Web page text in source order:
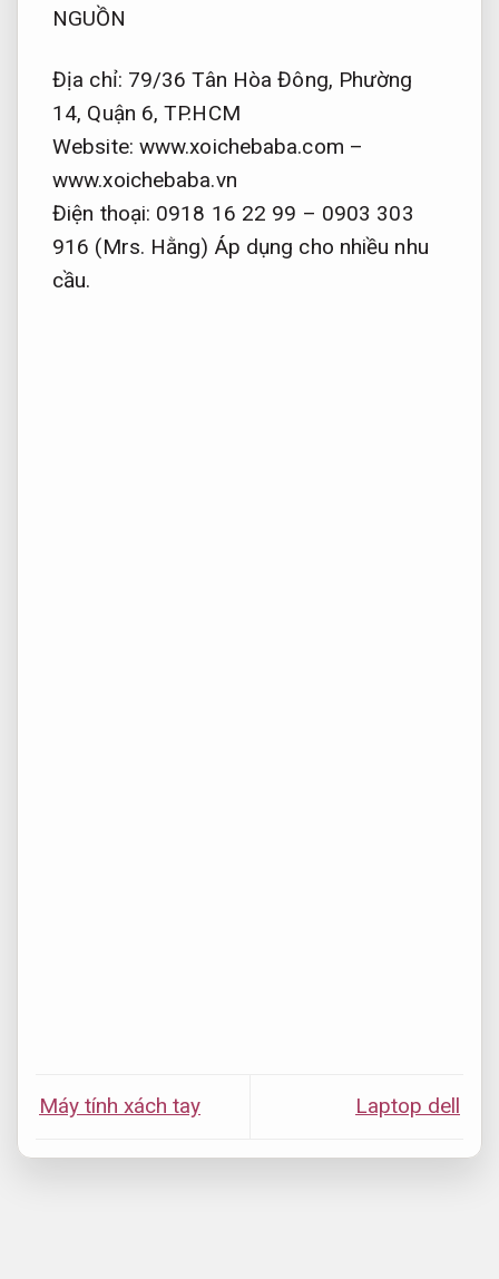
NGUỒN
Địa chỉ: 79/36 Tân Hòa Đông, Phường
14, Quận 6, TP.HCM
Website: www.xoichebaba.com –
www.xoichebaba.vn
Điện thoại: 0918 16 22 99 – 0903 303
916 (Mrs. Hằng) Áp dụng cho nhiều nhu
cầu.
Máy tính xách tay Laptop dell